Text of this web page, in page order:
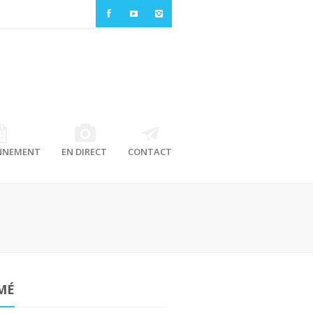
EN DIRECT CONTACT